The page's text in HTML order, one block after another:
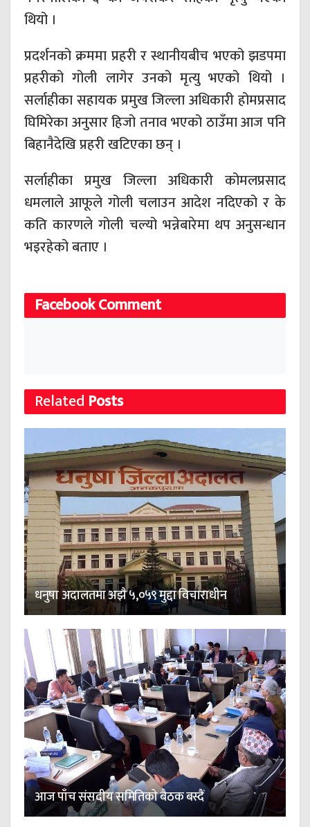
थियो ।
प्रदर्शनको क्रममा प्रहरी र स्थानीयबीच भएको झडपमा
प्रहरीको गोली लागेर उनको मृत्यु भएको थियो ।
सर्लाहीका सहायक प्रमुख जिल्ला अधिकारी होमप्रसाद
घिमिरेका अनुसार हिजो तनाव भएको ठाउँमा आज पनि
बिहानैदेखि प्रहरी खटिएका छन् ।
सर्लाहीका प्रमुख जिल्ला अधिकारी कोमलप्रसाद
धमलाले आफूले गोली चलाउन आदेश नदिएको र के
कति कारणले गोली चल्यो भन्नेबारेमा थप अनुसन्धान
भइरहेको बताए ।
Facebook Comment
Related Posts
धनुषा अदालतमा अझै ५,०५९ मुद्दा विचाराधीन
आज पाँच संसदीय समितिको बैठक बस्दैं